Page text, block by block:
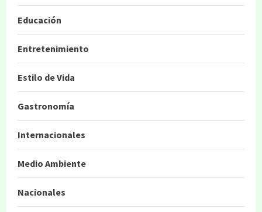
Educación
Entretenimiento
Estilo de Vida
Gastronomía
Internacionales
Medio Ambiente
Nacionales